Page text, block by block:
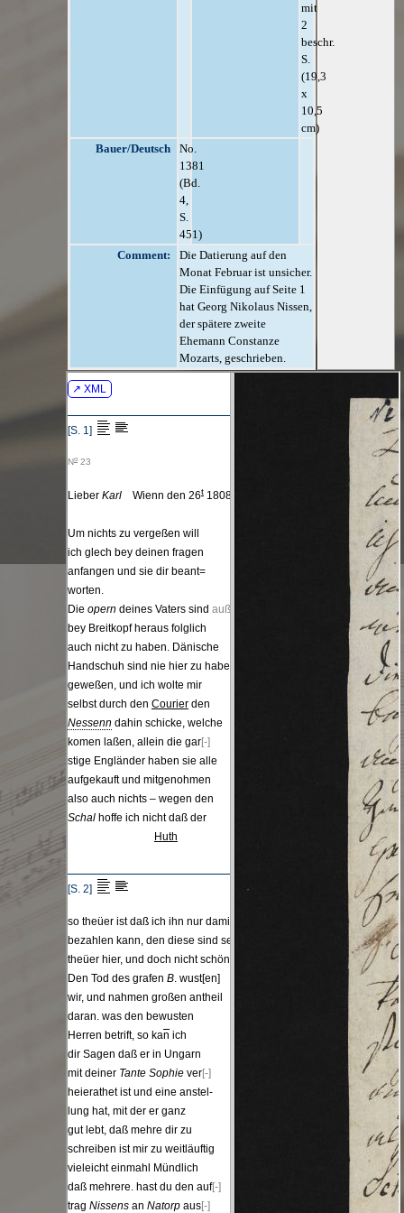
mit
2
beschr.
S.
(19,3
x
10,5
cm)
Bauer/Deutsch
No.
1381
(Bd.
4,
S.
451)
Comment:
Die Datierung auf den
Monat Februar ist unsicher.
Die Einfügung auf Seite 1
hat Georg Nikolaus Nissen,
der spätere zweite
Ehemann Constanze
Mozarts, geschrieben.